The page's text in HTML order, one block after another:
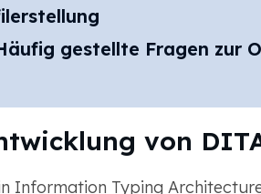
gestellte Fragen zur
von
Information Typing